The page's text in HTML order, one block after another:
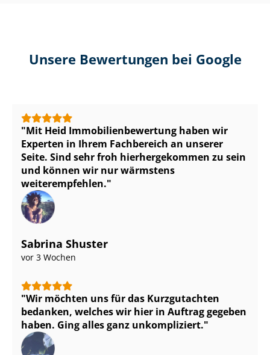
Unsere Bewertungen bei Google
Mit Heid Im­mo­bi­li­en­be­wer­tung haben wir
Experten in Ihrem Fachbereich an unserer
Seite. Sind sehr froh hierhergekommen zu sein
und können wir nur wärmstens
weiterempfehlen.
Sabrina Shuster
vor 3 Wochen
Wir möchten uns für das Kurzgutachten
bedanken, welches wir hier in Auftrag gegeben
haben. Ging alles ganz unkompliziert.